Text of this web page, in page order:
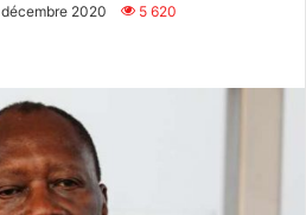
décembre 2020 5 620